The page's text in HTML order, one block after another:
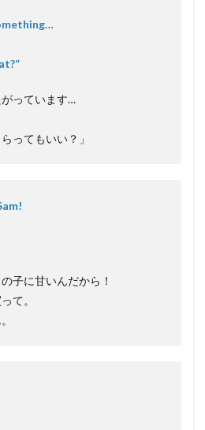
っています…
ってもいい？」
子に甘いんだから！
て。